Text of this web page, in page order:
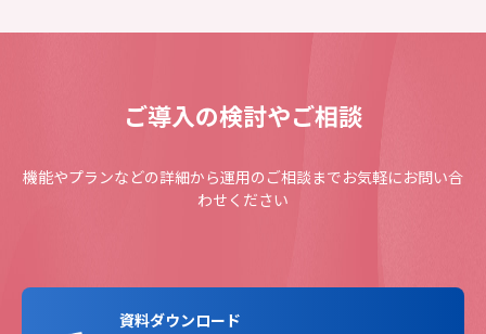
ご導入の検討やご相談
機能やプランなどの詳細から運用のご相談までお気軽にお問い合
わせください
資料ダウンロード